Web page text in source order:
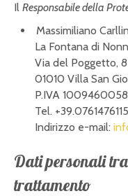
Il Responsabile della
Massimiliano
La Fontana di
Via del Poggetto, 8
01010 Villa San
P.IVA
Tel.
Indirizzo e-mail:
Dati personali
trattamento